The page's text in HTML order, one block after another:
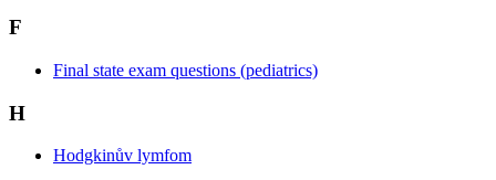
F
Final state exam questions (pediatrics)
H
Hodgkinův lymfom